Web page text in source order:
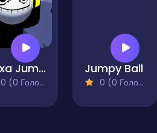
Hexa Jump ASMR
0 (0 Голосів)
Jumpy Ball
0 (0 Голосів)